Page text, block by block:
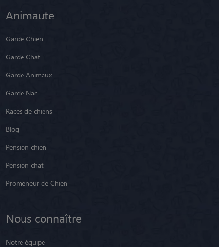
Animaute
Garde Chien
Garde Chat
Garde Animaux
Garde Nac
Races de chiens
Blog
Pension chien
Pension chat
Promeneur de Chien
Nous connaître
Notre équipe